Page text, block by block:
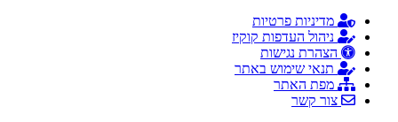
מדיניות פרטיות
ניהול העדפות קוקיז
הצהרת נגישות
תנאי שימוש באתר
מפת האתר
צור קשר